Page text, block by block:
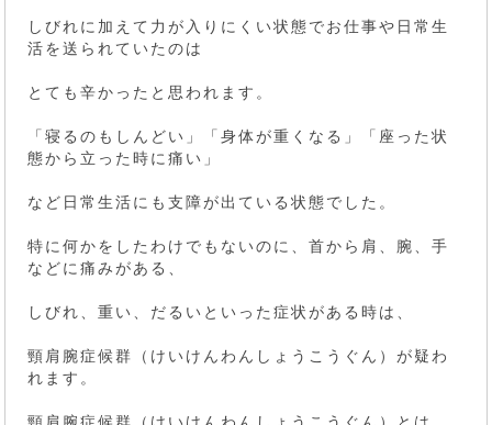
しびれに加えて力が入りにくい状態でお仕事や日常生
活を送られていたのは
とても辛かったと思われます。
「寝るのもしんどい」「身体が重くなる」「座った状
態から立った時に痛い」
など日常生活にも支障が出ている状態でした。
特に何かをしたわけでもないのに、首から肩、腕、手
などに痛みがある、
しびれ、重い、だるいといった症状がある時は、
頸肩腕症候群（けいけんわんしょうこうぐん）が疑わ
れます。
頸肩腕症候群（けいけんわんしょうこうぐん）とは、